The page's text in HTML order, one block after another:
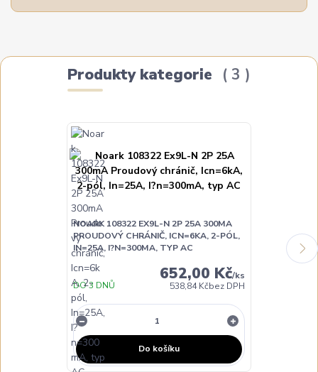
Produkty kategorie 3
NOARK 108322 EX9L-N 2P 25A 300MA
PROUDOVÝ CHRÁNIČ, ICN=6KA, 2-PÓL,
IN=25A, I?N=300MA, TYP AC
652,00 Kč/ks
538,84 Kčbez DPH
DO 3 DNŮ
Do košíku
PROUDOVÝ
IN=40A,